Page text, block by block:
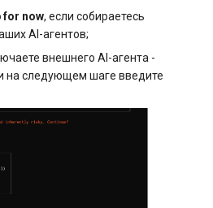
for now, если собираетесь
AI-агентов;
внешнего AI-агента -
на следующем шаге введите